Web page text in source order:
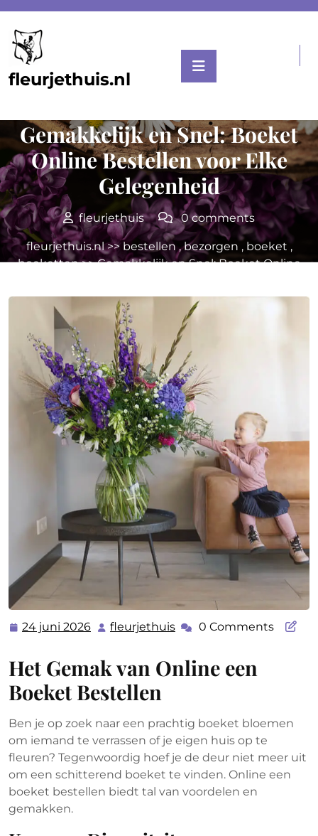
content
fleurjethuis.nl
Gemakkelijk en Snel: Boeket
Online Bestellen voor Elke
Gelegenheid
fleurjethuis 0 comments
fleurjethuis.nl>> bestellen ,bezorgen , boeket ,
boeketten>> Gemakkelijk en Snel: Boeket Online
24 juni 2026 24
2026
fleurjethuis fleurjethuis
0 Comments
Het Gemak van Online een
Boeket Bestellen
Ben je op zoek naar een prachtig boeket bloemen
om iemand te verrassen of je eigen huis op te
fleuren? Tegenwoordig hoef je de deur niet meer uit
om een schitterend boeket te vinden. Online een
boeket bestellen biedt tal van voordelen en
gemakken.